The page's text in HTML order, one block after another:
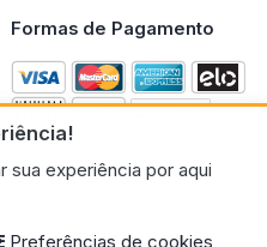
sua experiência por aqui
Preferências de cookies
Formas de Pagamento